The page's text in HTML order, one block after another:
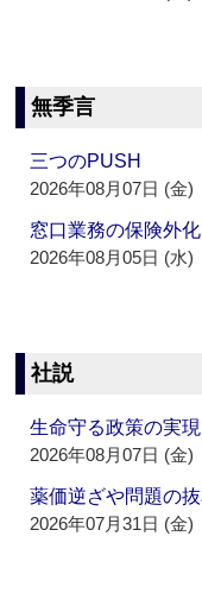
無季言
三つのPUSH
2026年08月07日 (金)
窓口業務の保険外
2026年08月05日 (水)
社説
生命守る政策の実
2026年08月07日 (金)
薬価逆ざや問題の
2026年07月31日 (金)